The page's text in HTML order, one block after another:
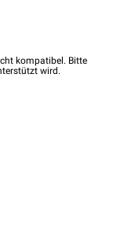
kompatibel. Bitte
wird.